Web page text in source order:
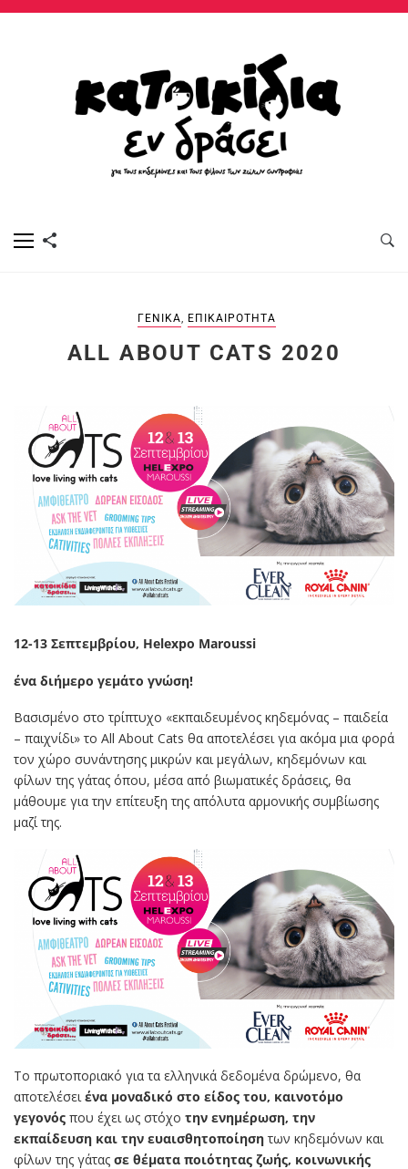
ΓΕΝΙΚΆ, ΕΠΙΚΑΙΡΌΤΗΤΑ
ALL ABOUT CATS 2020
12-13 Σεπτεμβρίου, Helexpo Maroussi
ένα διήμερο γεμάτο γνώση!
Βασισμένο στο τρίπτυχο «εκπαιδευμένος κηδεμόνας – παιδεία
– παιχνίδι» το All About Cats θα αποτελέσει για ακόμα μια φορά
τον χώρο συνάντησης μικρών και μεγάλων, κηδεμόνων και
φίλων της γάτας όπου, μέσα από βιωματικές δράσεις, θα
μάθουμε για την επίτευξη της απόλυτα αρμονικής συμβίωσης
μαζί της.
Το πρωτοποριακό για τα ελληνικά δεδομένα δρώμενο, θα
αποτελέσει ένα μοναδικό στο είδος του, καινοτόμο
γεγονός που έχει ως στόχο την ενημέρωση, την
εκπαίδευση και την ευαισθητοποίηση των κηδεμόνων και
φίλων της γάτας σε θέματα ποιότητας ζωής, κοινωνικής